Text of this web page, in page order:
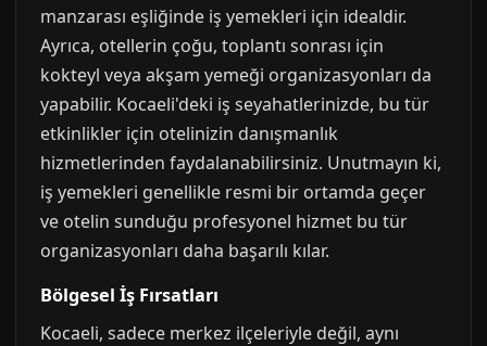
manzarası eşliğinde iş yemekleri için idealdir.
Ayrıca, otellerin çoğu, toplantı sonrası için
kokteyl veya akşam yemeği organizasyonları da
yapabilir. Kocaeli'deki iş seyahatlerinizde, bu tür
etkinlikler için otelinizin danışmanlık
hizmetlerinden faydalanabilirsiniz. Unutmayın ki,
iş yemekleri genellikle resmi bir ortamda geçer
ve otelin sunduğu profesyonel hizmet bu tür
organizasyonları daha başarılı kılar.
Bölgesel İş Fırsatları
Kocaeli, sadece merkez ilçeleriyle değil, aynı